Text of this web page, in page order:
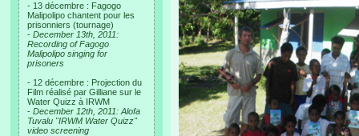
- 13 décembre : Fagogo
Malipolipo chantent pour les
prisonniers (tournage)
- December 13th, 2011:
Recording of Fagogo
Malipolipo singing for
prisoners
- 12 décembre : Projection du
Film réalisé par Gilliane sur le
Water Quizz à IRWM
- December 12th, 2011: Alofa
Tuvalu "IRWM Water Quizz"
video screening